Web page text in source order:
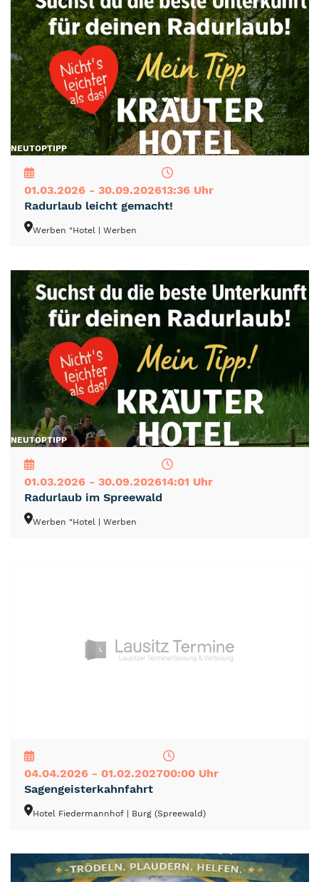
NEUTOPTIPP
01.03.2026 - 30.09.202613:36 Uhr
Radurlaub leicht gemacht!
Werben "Hotel | Werben
NEUTOPTIPP
01.03.2026 - 30.09.202614:01 Uhr
Radurlaub im Spreewald
Werben "Hotel | Werben
04.04.2026 - 01.02.202700:00 Uhr
Sagengeisterkahnfahrt
Hotel Fiedermannhof | Burg (Spreewald)